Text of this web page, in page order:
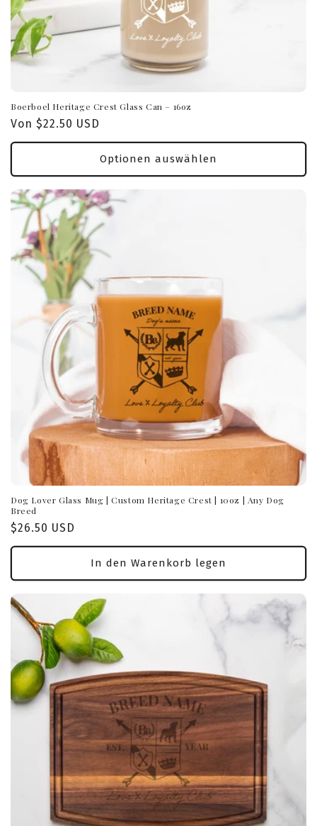
Boerboel Heritage Crest Glass Can – 16oz
Normaler
Preis
Von $22.50 USD
Optionen auswählen
Dog Lover Glass Mug | Custom Heritage Crest | 10oz | Any Dog
Breed
Normaler
Preis
$26.50 USD
In den Warenkorb legen